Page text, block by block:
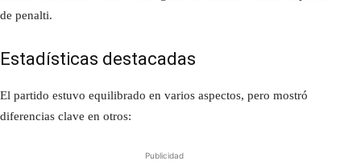
de penalti.
Estadísticas destacadas
El partido estuvo equilibrado en varios aspectos, pero mostró
diferencias clave en otros:
Publicidad